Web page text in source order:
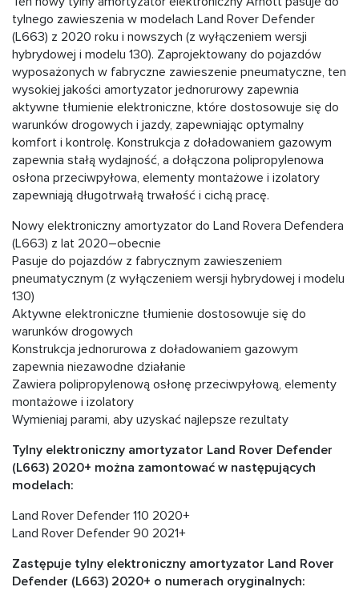
tylnego zawieszenia w modelach Land Rover Defender
(L663) z 2020 roku i nowszych (z wyłączeniem wersji
hybrydowej i modelu 130). Zaprojektowany do pojazdów
wyposażonych w fabryczne zawieszenie pneumatyczne, ten
wysokiej jakości amortyzator jednorurowy zapewnia
aktywne tłumienie elektroniczne, które dostosowuje się do
warunków drogowych i jazdy, zapewniając optymalny
komfort i kontrolę. Konstrukcja z doładowaniem gazowym
zapewnia stałą wydajność, a dołączona polipropylenowa
osłona przeciwpyłowa, elementy montażowe i izolatory
zapewniają długotrwałą trwałość i cichą pracę.
Nowy elektroniczny amortyzator do Land Rovera Defendera
(L663) z lat 2020–obecnie
Pasuje do pojazdów z fabrycznym zawieszeniem
pneumatycznym (z wyłączeniem wersji hybrydowej i modelu
130)
Aktywne elektroniczne tłumienie dostosowuje się do
warunków drogowych
Konstrukcja jednorurowa z doładowaniem gazowym
zapewnia niezawodne działanie
Zawiera polipropylenową osłonę przeciwpyłową, elementy
montażowe i izolatory
Wymieniaj parami, aby uzyskać najlepsze rezultaty
Tylny elektroniczny amortyzator Land Rover Defender
(L663) 2020+ można zamontować w następujących
modelach:
Land Rover Defender 110 2020+
Land Rover Defender 90 2021+
Zastępuje tylny elektroniczny amortyzator Land Rover
Defender (L663) 2020+ o numerach oryginalnych: